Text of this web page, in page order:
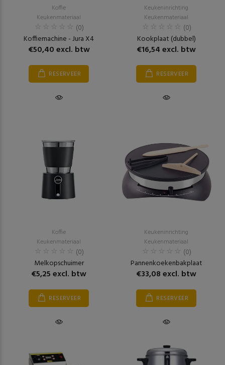
Koffie
Keukenmateriaal
(0)
Koffiemachine - Jura X4
€50,40 excl. btw
RESERVEER
Keukeninrichting
Keukenmateriaal
(0)
Kookplaat (dubbel)
€16,54 excl. btw
RESERVEER
Koffie
Keukenmateriaal
(0)
Melkopschuimer
€5,25 excl. btw
RESERVEER
Keukeninrichting
Keukenmateriaal
(0)
Pannenkoekenbakplaat
€33,08 excl. btw
RESERVEER